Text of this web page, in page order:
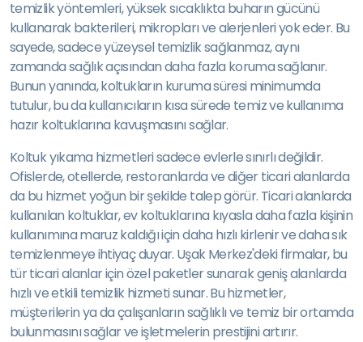
temizlik yöntemleri, yüksek sıcaklıkta buharın gücünü
kullanarak bakterileri, mikropları ve alerjenleri yok eder. Bu
sayede, sadece yüzeysel temizlik sağlanmaz, aynı
zamanda sağlık açısından daha fazla koruma sağlanır.
Bunun yanında, koltukların kuruma süresi minimumda
tutulur, bu da kullanıcıların kısa sürede temiz ve kullanıma
hazır koltuklarına kavuşmasını sağlar.
Koltuk yıkama hizmetleri sadece evlerle sınırlı değildir.
Ofislerde, otellerde, restoranlarda ve diğer ticari alanlarda
da bu hizmet yoğun bir şekilde talep görür. Ticari alanlarda
kullanılan koltuklar, ev koltuklarına kıyasla daha fazla kişinin
kullanımına maruz kaldığı için daha hızlı kirlenir ve daha sık
temizlenmeye ihtiyaç duyar. Uşak Merkez'deki firmalar, bu
tür ticari alanlar için özel paketler sunarak geniş alanlarda
hızlı ve etkili temizlik hizmeti sunar. Bu hizmetler,
müşterilerin ya da çalışanların sağlıklı ve temiz bir ortamda
bulunmasını sağlar ve işletmelerin prestijini artırır.